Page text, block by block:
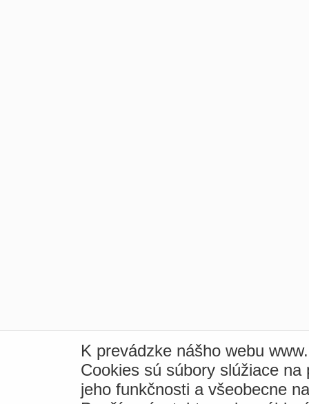
K prevádzke nášho webu
Cookies sú súbory slúžiace
jeho funkčnosti a všeobecne